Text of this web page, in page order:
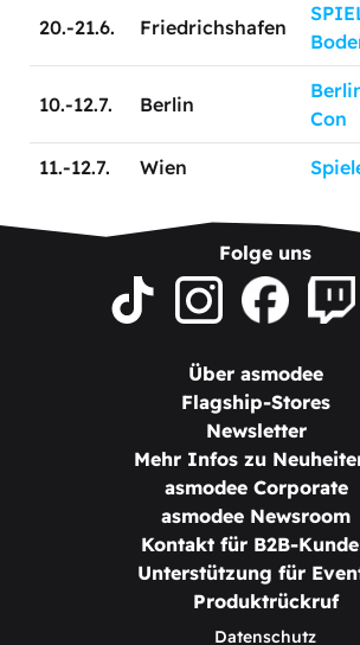
20.-21.6. Friedrichshafen
10.-12.7. Berlin
Con
11.-12.7. Wien
Folge uns
Über asmodee
Flagship-Stores
Newsletter
Mehr Infos zu
asmodee Corporate
asmodee Newsroom
Kontakt für B2B-
Unterstützung für
Produktrückruf
Datenschutz